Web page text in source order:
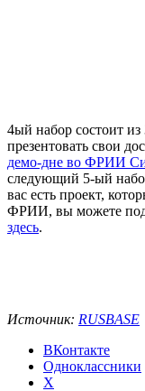
4ый набор состоит из
презентовать свои
демо-дне во ФРИИ
следующий 5-ый
вас есть проект,
ФРИИ, вы можете
здесь.
Источник: RUSBASE
ВКонтакте
Одноклассники
X